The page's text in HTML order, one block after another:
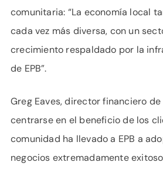
comunitaria: “La economía local
cada vez más diversa, con un
crecimiento respaldado por la
de EPB”.
Greg Eaves, director financiero de
centrarse en el beneficio de los
comunidad ha llevado a EPB a
negocios extremadamente